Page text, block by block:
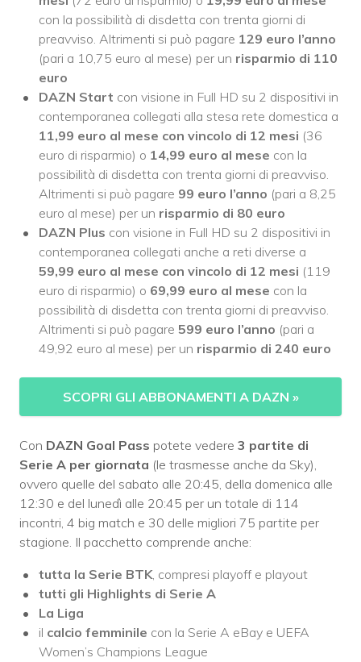
con la possibilità di disdetta con trenta giorni di
preavviso. Altrimenti si può pagare 129 euro l’anno
(pari a 10,75 euro al mese) per un risparmio di 110
euro
DAZN Start con visione in Full HD su 2 dispositivi in
contemporanea collegati alla stesa rete domestica a
11,99 euro al mese con vincolo di 12 mesi (36
euro di risparmio) o 14,99 euro al mese con la
possibilità di disdetta con trenta giorni di preavviso.
Altrimenti si può pagare 99 euro l’anno (pari a 8,25
euro al mese) per un risparmio di 80 euro
DAZN Plus con visione in Full HD su 2 dispositivi in
contemporanea collegati anche a reti diverse a
59,99 euro al mese con vincolo di 12 mesi (119
euro di risparmio) o 69,99 euro al mese con la
possibilità di disdetta con trenta giorni di preavviso.
Altrimenti si può pagare 599 euro l’anno (pari a
49,92 euro al mese) per un risparmio di 240 euro
SCOPRI GLI ABBONAMENTI A DAZN »
Con DAZN Goal Pass potete vedere 3 partite di
Serie A per giornata (le trasmesse anche da Sky),
ovvero quelle del sabato alle 20:45, della domenica alle
12:30 e del lunedì alle 20:45 per un totale di 114
incontri, 4 big match e 30 delle migliori 75 partite per
stagione. Il pacchetto comprende anche:
tutta la Serie BTK, compresi playoff e playout
tutti gli Highlights di Serie A
La Liga
il calcio femminile con la Serie A eBay e UEFA
Women’s Champions League